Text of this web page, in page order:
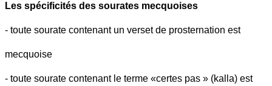
Les spécificités des sourates mecquoises
- toute sourate contenant un verset de prosternation est
mecquoise
- toute sourate contenant le terme «certes pas » (kalla) est